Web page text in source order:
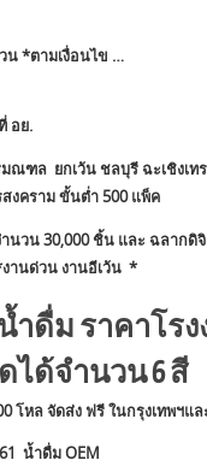
น *ตามเงื่อนไข …
อย.
ณฑล ยกเว้น ชลบุรี ฉะเชิงเท
งคราม ขั้นต่ำ 500 แพ็ค
นวน 30,000 ชิ้น และ ฉลากดิ
านด่วน งานอีเว้น *
ดื่ม ราคาโรง
ด้จำนวน 6 สี
โหล จัดส่ง ฟรี ในกรุงเทพฯ
น้ำดื่ม OEM